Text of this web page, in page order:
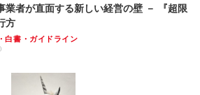
業者が直面する新しい経営の壁 － 『超限
方
白書・ガイドライン